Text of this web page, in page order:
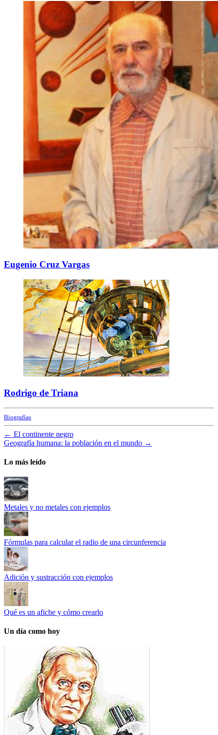
Eugenio Cruz Vargas
Rodrigo de Triana
Biografías
← El continente negro
Geografía humana: la población en el mundo →
Lo más leído
Metales y no metales con ejemplos
Fórmulas para calcular el radio de una circunferencia
Adición y sustracción con ejemplos
Qué es un afiche y cómo crearlo
Un día como hoy